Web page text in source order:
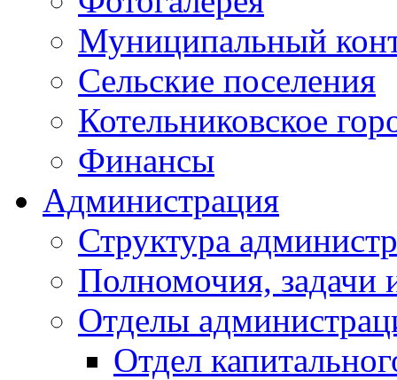
Муниципальный
Сельские поселения
Котельниковское
Финансы
Администрация
Структура
Полномочия, задачи
Отделы
Отдел